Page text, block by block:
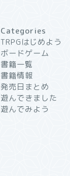
Categories
TRPGはじめよう
ボードゲーム
書籍一覧
書籍情報
発売日まとめ
遊んできました
遊んでみよう